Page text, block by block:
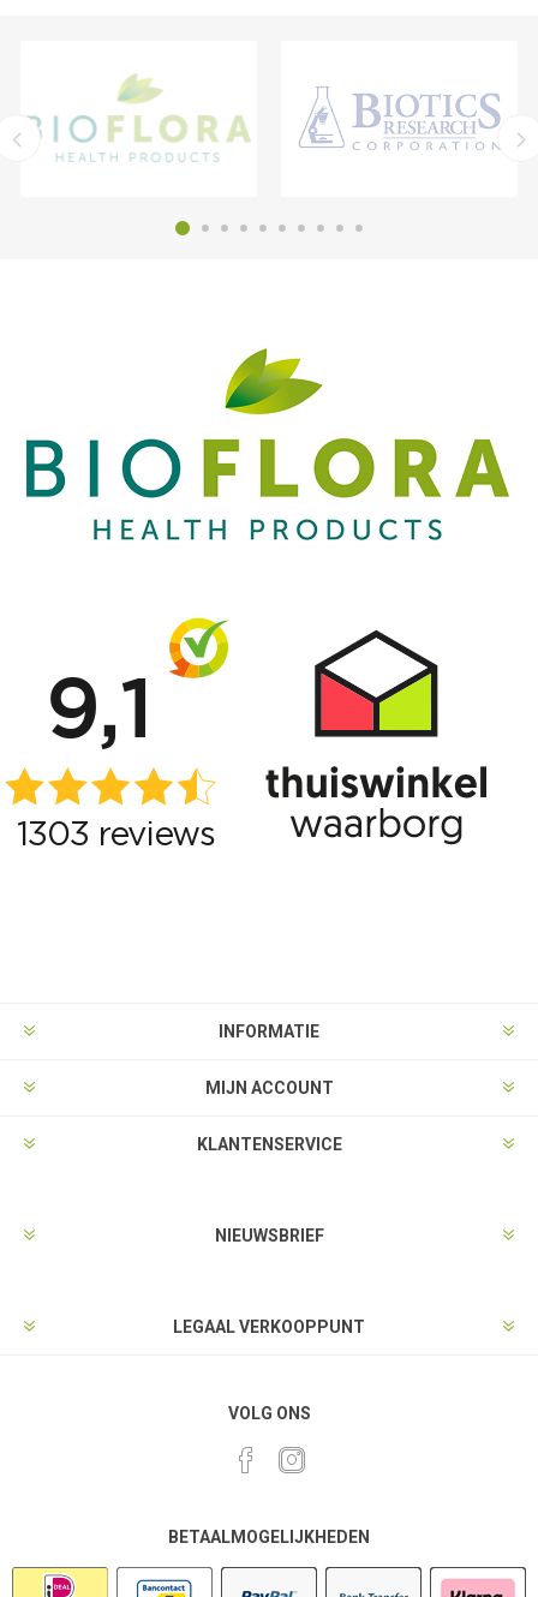
INFORMATIE
MIJN ACCOUNT
KLANTENSERVICE
NIEUWSBRIEF
LEGAAL VERKOOPPUNT
VOLG ONS
BETAALMOGELIJKHEDEN